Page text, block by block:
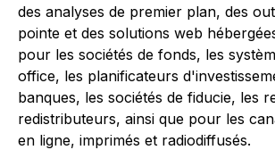
des analyses de premier plan, des
pointe et des solutions web
pour les sociétés de fonds, les
office, les planificateurs
banques, les sociétés de fiducie, les
redistributeurs, ainsi que pour les
en ligne, imprimés et radiodiffusés.